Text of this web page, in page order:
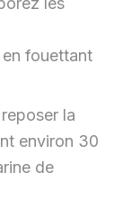
fouettant
la
environ 30
de